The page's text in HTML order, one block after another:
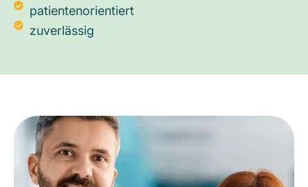
patientenorientiert
zuverlässig